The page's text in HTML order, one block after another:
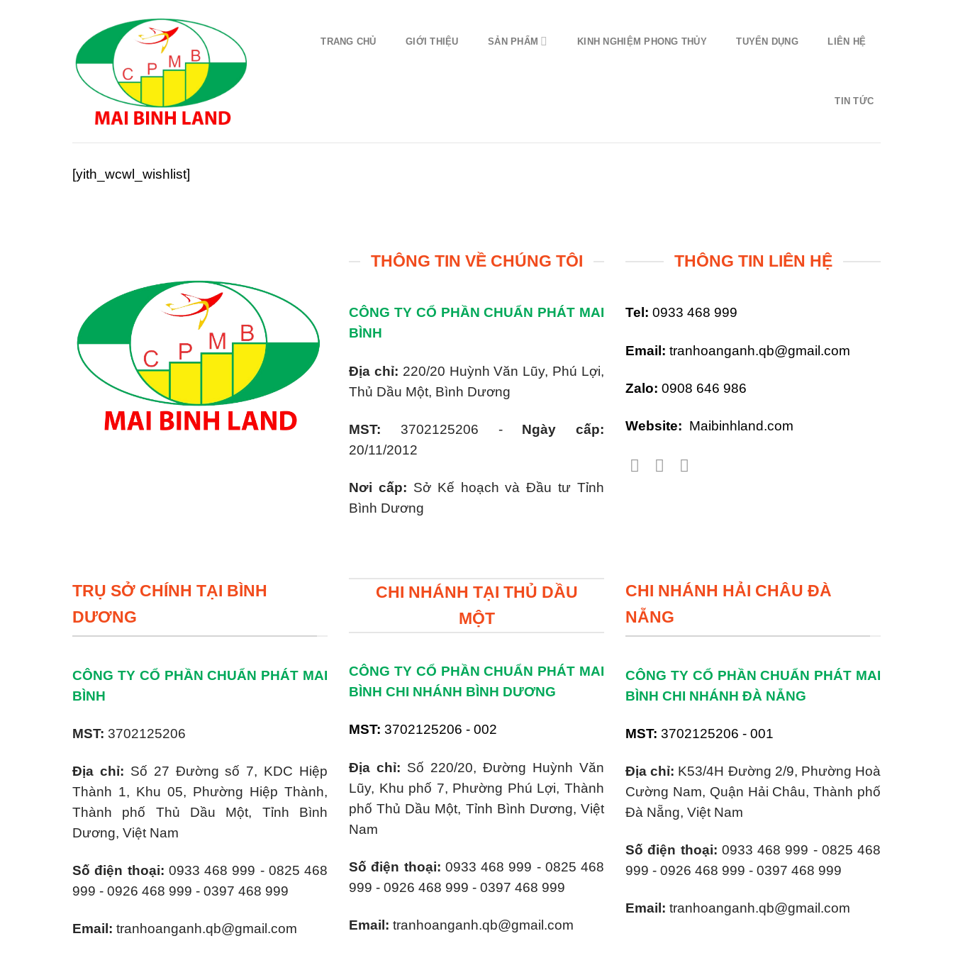
TRANG CHỦ GIỚI THIỆU SẢN PHẨM KINH NGHIỆM PHONG THỦY TUYỂN DỤNG LIÊN HỆ
TIN TỨC
[yith_wcwl_wishlist]
THÔNG TIN VỀ CHÚNG TÔI
CÔNG TY CỔ PHẦN CHUẨN PHÁT MAI
BÌNH
Địa chỉ: 220/20 Huỳnh Văn Lũy, Phú Lợi,
Thủ Dầu Một, Bình Dương
MST: 3702125206 - Ngày cấp:
20/11/2012
Nơi cấp: Sở Kế hoạch và Đầu tư Tỉnh
Bình Dương
THÔNG TIN LIÊN HỆ
Tel: 0933 468 999
Email: tranhoanganh.qb@gmail.com
Zalo: 0908 646 986
Website: Maibinhland.com
TRỤ SỞ CHÍNH TẠI BÌNH
DƯƠNG
CÔNG TY CỔ PHẦN CHUẨN PHÁT MAI
BÌNH
MST: 3702125206
Địa chỉ: Số 27 Đường số 7, KDC Hiệp
Thành 1, Khu 05, Phường Hiệp Thành,
Thành phố Thủ Dầu Một, Tỉnh Bình
Dương, Việt Nam
Số điện thoại: 0933 468 999 - 0825 468
999 - 0926 468 999 - 0397 468 999
Email: tranhoanganh.qb@gmail.com
CHI NHÁNH TẠI THỦ DẦU
MỘT
CÔNG TY CỔ PHẦN CHUẨN PHÁT MAI
BÌNH CHI NHÁNH BÌNH DƯƠNG
MST: 3702125206 - 002
Địa chỉ: Số 220/20, Đường Huỳnh Văn
Lũy, Khu phố 7, Phường Phú Lợi, Thành
phố Thủ Dầu Một, Tỉnh Bình Dương, Việt
Nam
Số điện thoại: 0933 468 999 - 0825 468
999 - 0926 468 999 - 0397 468 999
Email: tranhoanganh.qb@gmail.com
CHI NHÁNH HẢI CHÂU ĐÀ
NẴNG
CÔNG TY CỔ PHẦN CHUẨN PHÁT MAI
BÌNH CHI NHÁNH ĐÀ NẴNG
MST: 3702125206 - 001
Địa chỉ: K53/4H Đường 2/9, Phường Hoà
Cường Nam, Quận Hải Châu, Thành phố
Đà Nẵng, Việt Nam
Số điện thoại: 0933 468 999 - 0825 468
999 - 0926 468 999 - 0397 468 999
Email: tranhoanganh.qb@gmail.com